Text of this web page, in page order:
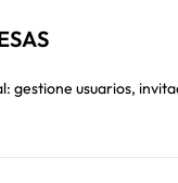
gestione usuarios,